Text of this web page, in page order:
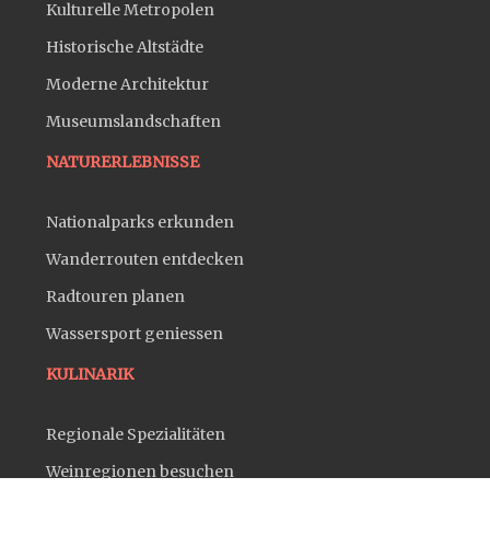
Kulturelle Metropolen
Historische Altstädte
Moderne Architektur
Museumslandschaften
NATURERLEBNISSE
Nationalparks erkunden
Wanderrouten entdecken
Radtouren planen
Wassersport geniessen
KULINARIK
Regionale Spezialitäten
Weinregionen besuchen